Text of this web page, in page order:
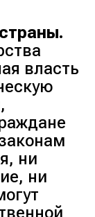
власть
ни
ни